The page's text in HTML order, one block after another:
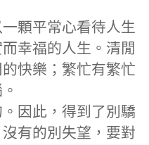
顆平常心看待人生
幸福的人生。清閒
快樂；繁忙有繁忙
因此，得到了別驕
有的別失望，要對